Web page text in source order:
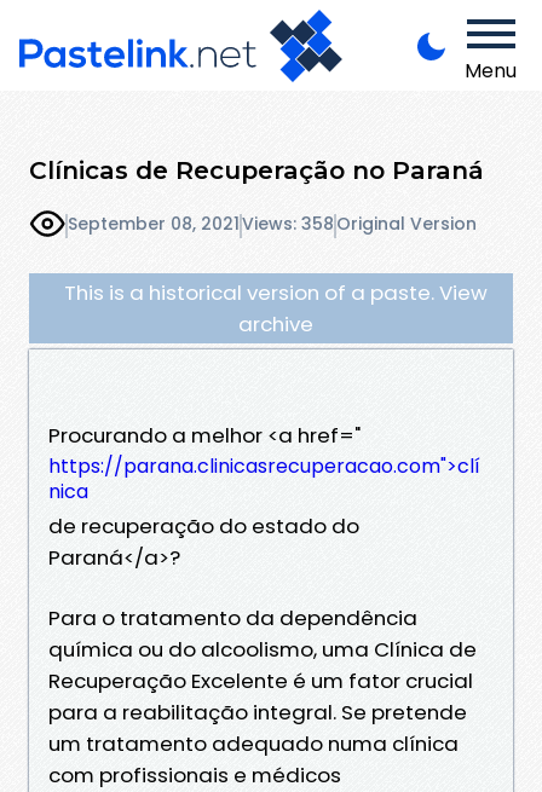
Menu
Clínicas de Recuperação no Paraná
September 08, 2021Views: 358 Original Version
This is a historical version of a paste. View
archive
Procurando a melhor <a href="
https://parana.clinicasrecuperacao.com">clí
nica
de recuperação do estado do
Paraná</a>?
Para o tratamento da dependência
química ou do alcoolismo, uma Clínica de
Recuperação Excelente é um fator crucial
para a reabilitação integral. Se pretende
um tratamento adequado numa clínica
com profissionais e médicos